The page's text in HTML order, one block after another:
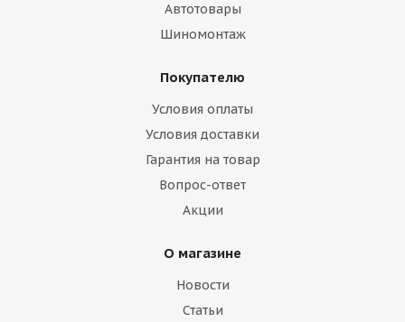
Автотовары
Шиномонтаж
Покупателю
Условия оплаты
Условия доставки
Гарантия на товар
Вопрос-ответ
Акции
О магазине
Новости
Статьи